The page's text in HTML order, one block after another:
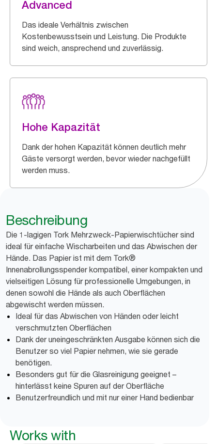
Advanced
Das ideale Verhältnis zwischen
Kostenbewusstsein und Leistung. Die Produkte
sind weich, ansprechend und zuverlässig.
Hohe Kapazität
Dank der hohen Kapazität können deutlich mehr
Gäste versorgt werden, bevor wieder nachgefüllt
werden muss.
Beschreibung
Die 1-lagigen Tork Mehrzweck-Papierwischtücher sind
ideal für einfache Wischarbeiten und das Abwischen der
Hände. Das Papier ist mit dem Tork®
Innenabrollungsspender kompatibel, einer kompakten und
vielseitigen Lösung für professionelle Umgebungen, in
denen sowohl die Hände als auch Oberflächen
abgewischt werden müssen.
Ideal für das Abwischen von Händen oder leicht
verschmutzten Oberflächen
Dank der uneingeschränkten Ausgabe können sich die
Benutzer so viel Papier nehmen, wie sie gerade
benötigen.
Besonders gut für die Glasreinigung geeignet –
hinterlässt keine Spuren auf der Oberfläche
Benutzerfreundlich und mit nur einer Hand bedienbar
Works with